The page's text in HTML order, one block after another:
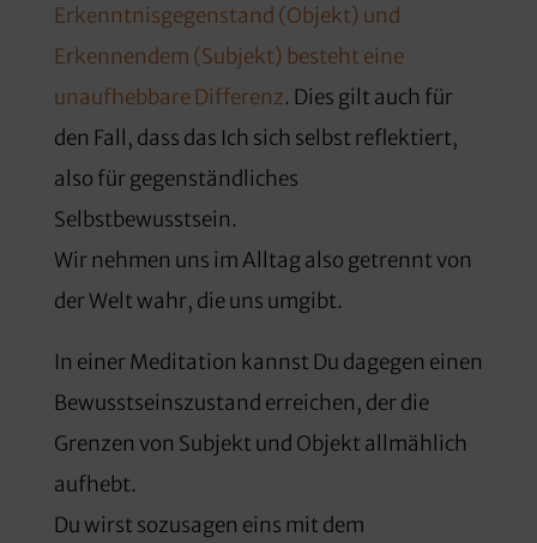
Erkenntnisgegenstand (Objekt) und
Erkennendem (Subjekt) besteht eine
unaufhebbare Differenz. Dies gilt auch für
den Fall, dass das Ich sich selbst reflektiert,
also für gegenständliches
Selbstbewusstsein.
Wir nehmen uns im Alltag also getrennt von
der Welt wahr, die uns umgibt.
In einer Meditation kannst Du dagegen einen
Bewusstseinszustand erreichen, der die
Grenzen von Subjekt und Objekt allmählich
aufhebt.
Du wirst sozusagen eins mit dem